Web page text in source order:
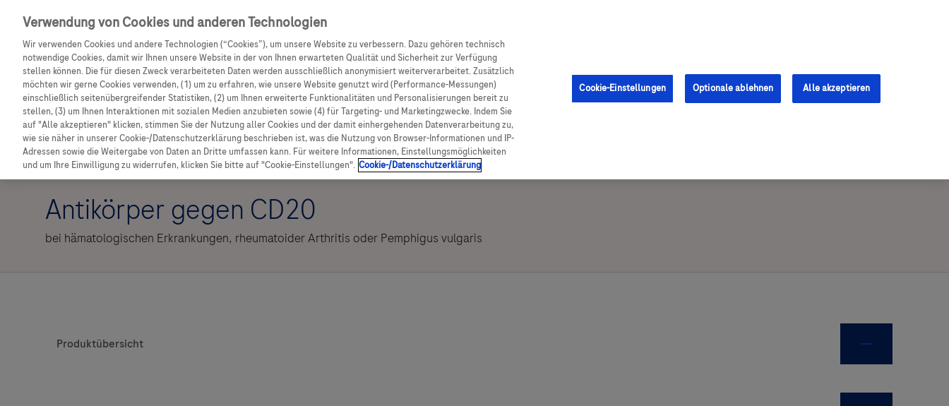
Entdecken Sie weitere exklusive Vorteile mit dem Fachportal
Hämatologie
Antikörper gegen CD20
bei hämatologischen Erkrankungen, rheumatoider Arthritis oder Pemphigus vulgaris
Verwendung von Cookies und anderen Technologien
Wir verwenden Cookies und andere Technologien (“Cookies”), um unsere Website zu verbessern. Dazu gehören technisch
notwendige Cookies, damit wir Ihnen unsere Website in der von Ihnen erwarteten Qualität und Sicherheit zur Verfügung
stellen können. Die für diesen Zweck verarbeiteten Daten werden ausschließlich anonymisiert weiterverarbeitet. Zusätzlich
möchten wir gerne Cookies verwenden, (1) um zu erfahren, wie unsere Website genutzt wird (Performance-Messungen)
einschließlich seitenübergreifender Statistiken, (2) um Ihnen erweiterte Funktionalitäten und Personalisierungen bereit zu
stellen, (3) um Ihnen Interaktionen mit sozialen Medien anzubieten sowie (4) für Targeting- und Marketingzwecke. Indem Sie
auf "Alle akzeptieren" klicken, stimmen Sie der Nutzung aller Cookies und der damit einhergehenden Datenverarbeitung zu,
wie sie näher in unserer Cookie-/Datenschutzerklärung beschrieben ist, was die Nutzung von Browser-Informationen und IP-
Adressen sowie die Weitergabe von Daten an Dritte umfassen kann. Für weitere Informationen, Einstellungsmöglichkeiten
und um Ihre Einwilligung zu widerrufen, klicken Sie bitte auf "Cookie-Einstellungen". Cookie-/Datenschutzerklärung
Cookie-Einstellungen Optionale ablehnen Alle akzeptieren